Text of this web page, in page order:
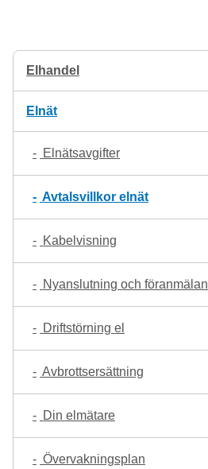
Elhandel
Elnät
Elnätsavgifter
Avtalsvillkor elnät
Kabelvisning
Nyanslutning och föranmälan
Driftstörning el
Avbrottsersättning
Din elmätare
Övervakningsplan